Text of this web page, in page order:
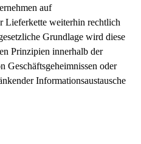
auf
Lieferkette weiterhin rechtlich
Grundlage wird diese
Prinzipien innerhalb der
Geschäftsgeheimnissen oder
Informationsaustausche